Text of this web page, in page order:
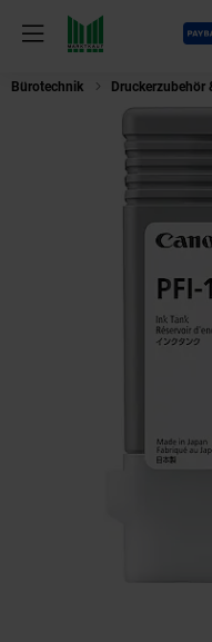
Menü
Bürotechnik Druckerzubehör